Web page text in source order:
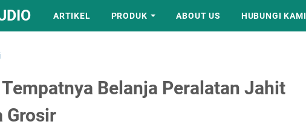
ARTIKEL PRODUK ABOUT US HUBUNGI KAMI
Tempatnya Belanja Peralatan Jahit
Grosir